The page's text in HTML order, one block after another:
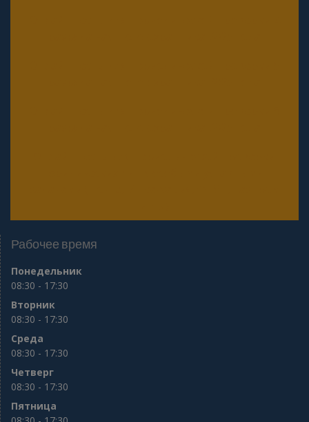
Рабочее время
Понедельник
08:30 - 17:30
Вторник
08:30 - 17:30
Среда
08:30 - 17:30
Четверг
08:30 - 17:30
Пятница